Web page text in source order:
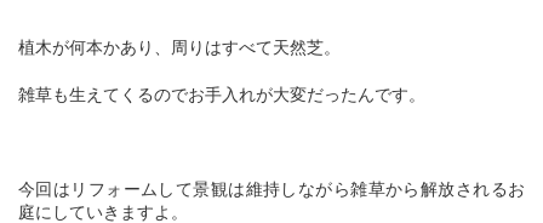
植木が何本かあり、周りはすべて天然芝。
雑草も生えてくるのでお手入れが大変だったんです。
今回はリフォームして景観は維持しながら雑草から解放されるお
庭にしていきますよ。